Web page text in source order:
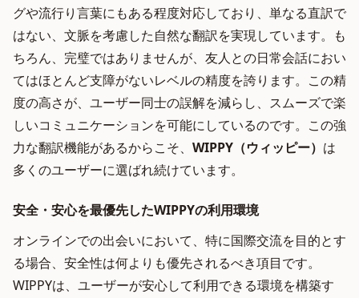
グや流行り言葉にもある程度対応しており、単なる直訳で
はない、文脈を考慮した自然な翻訳を実現しています。も
ちろん、完璧ではありませんが、友人との日常会話におい
てはほとんど支障がないレベルの精度を誇ります。この精
度の高さが、ユーザー同士の誤解を減らし、スムーズで楽
しいコミュニケーションを可能にしているのです。この強
力な翻訳機能があるからこそ、 WIPPY（ウィッピー） は
多くのユーザーに選ばれ続けています。
安全・安心を最優先したWIPPYの利用環境
オンラインでの出会いにおいて、特に国際交流を目的とす
る場合、安全性は何よりも優先されるべき項目です。
WIPPYは、ユーザーが安心して利用できる環境を構築す